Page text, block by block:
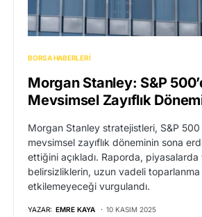
BORSA HABERLERI
Morgan Stanley: S&P
Mevsimsel Zayıflık
Morgan Stanley stratejistleri, S&P 500
mevsimsel zayıflık döneminin sona
ettiğini açıkladı. Raporda,
belirsizliklerin, uzun vadeli
etkilemeyeceği vurgulandı.
YAZAR: EMRE KAYA 10 KASIM 2025